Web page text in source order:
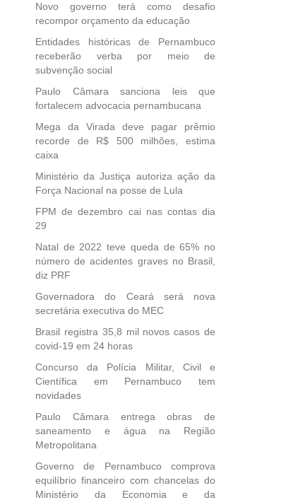
Novo governo terá como desafio
recompor orçamento da educação
Entidades históricas de Pernambuco
receberão verba por meio de
subvenção social
Paulo Câmara sanciona leis que
fortalecem advocacia pernambucana
Mega da Virada deve pagar prêmio
recorde de R$ 500 milhões, estima
caixa
Ministério da Justiça autoriza ação da
Força Nacional na posse de Lula
FPM de dezembro cai nas contas dia
29
Natal de 2022 teve queda de 65% no
número de acidentes graves no Brasil,
diz PRF
Governadora do Ceará será nova
secretária executiva do MEC
Brasil registra 35,8 mil novos casos de
covid-19 em 24 horas
Concurso da Polícia Militar, Civil e
Científica em Pernambuco tem
novidades
Paulo Câmara entrega obras de
saneamento e água na Região
Metropolitana
Governo de Pernambuco comprova
equilíbrio financeiro com chancelas do
Ministério da Economia e da